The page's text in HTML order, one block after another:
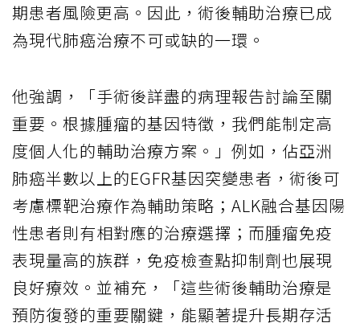
期患者風險更高。因此，術後輔助治療已成
為現代肺癌治療不可或缺的一環。
他強調，「手術後詳盡的病理報告討論至關
重要。根據腫瘤的基因特徵，我們能制定高
度個人化的輔助治療方案。」例如，佔亞洲
肺癌半數以上的EGFR基因突變患者，術後可
考慮標靶治療作為輔助策略；ALK融合基因陽
性患者則有相對應的治療選擇；而腫瘤免疫
表現量高的族群，免疫檢查點抑制劑也展現
良好療效。並補充，「這些術後輔助治療是
預防復發的重要關鍵，能顯著提升長期存活